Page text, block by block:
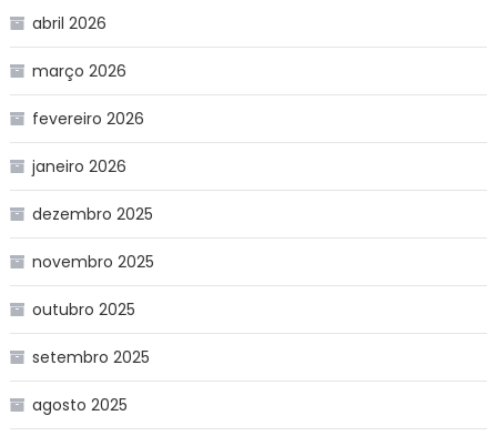
abril 2026
março 2026
fevereiro 2026
janeiro 2026
dezembro 2025
novembro 2025
outubro 2025
setembro 2025
agosto 2025